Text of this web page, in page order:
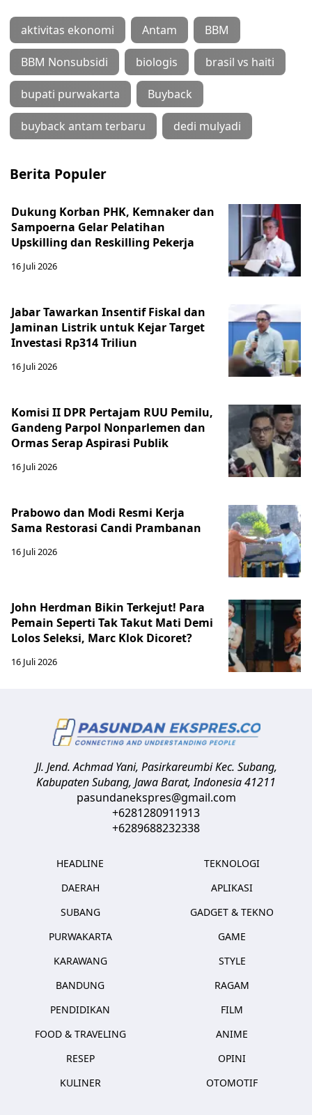
aktivitas ekonomi Antam BBM
BBM Nonsubsidi biologis brasil vs haiti
bupati purwakarta Buyback
buyback antam terbaru dedi mulyadi
Berita Populer
Dukung Korban PHK, Kemnaker dan
Sampoerna Gelar Pelatihan
Upskilling dan Reskilling Pekerja
16 Juli 2026
Jabar Tawarkan Insentif Fiskal dan
Jaminan Listrik untuk Kejar Target
Investasi Rp314 Triliun
16 Juli 2026
Komisi II DPR Pertajam RUU Pemilu,
Gandeng Parpol Nonparlemen dan
Ormas Serap Aspirasi Publik
16 Juli 2026
Prabowo dan Modi Resmi Kerja
Sama Restorasi Candi Prambanan
16 Juli 2026
John Herdman Bikin Terkejut! Para
Pemain Seperti Tak Takut Mati Demi
Lolos Seleksi, Marc Klok Dicoret?
16 Juli 2026
Jl. Jend. Achmad Yani, Pasirkareumbi Kec. Subang,
Kabupaten Subang, Jawa Barat,Indonesia41211
pasundanekspres@gmail.com
+6281280911913
+6289688232338
HEADLINE
DAERAH
SUBANG
PURWAKARTA
KARAWANG
BANDUNG
PENDIDIKAN
FOOD & TRAVELING
RESEP
KULINER
TEKNOLOGI
APLIKASI
GADGET & TEKNO
GAME
STYLE
RAGAM
FILM
ANIME
OPINI
OTOMOTIF